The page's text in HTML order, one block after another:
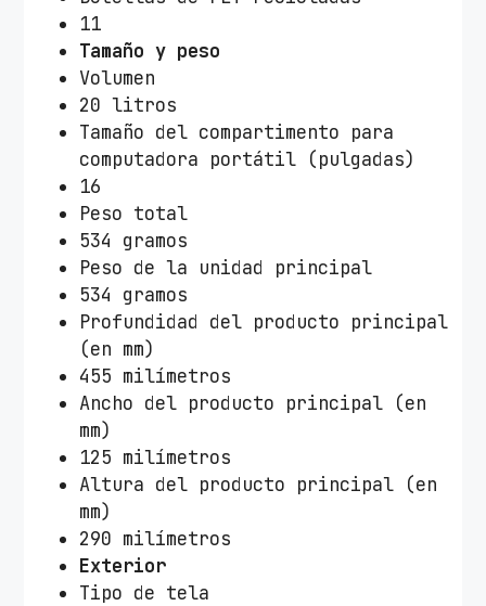
11
Tamaño y peso
Volumen
20 litros
Tamaño del compartimento para
computadora portátil (pulgadas)
16
Peso total
534 gramos
Peso de la unidad principal
534 gramos
Profundidad del producto principal
(en mm)
455 milímetros
Ancho del producto principal (en
mm)
125 milímetros
Altura del producto principal (en
mm)
290 milímetros
Exterior
Tipo de tela